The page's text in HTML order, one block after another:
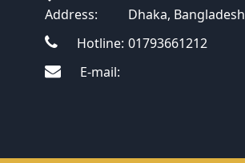
Address:
Dhaka, Bangladesh
Hotline: 01793661212
E-mail: